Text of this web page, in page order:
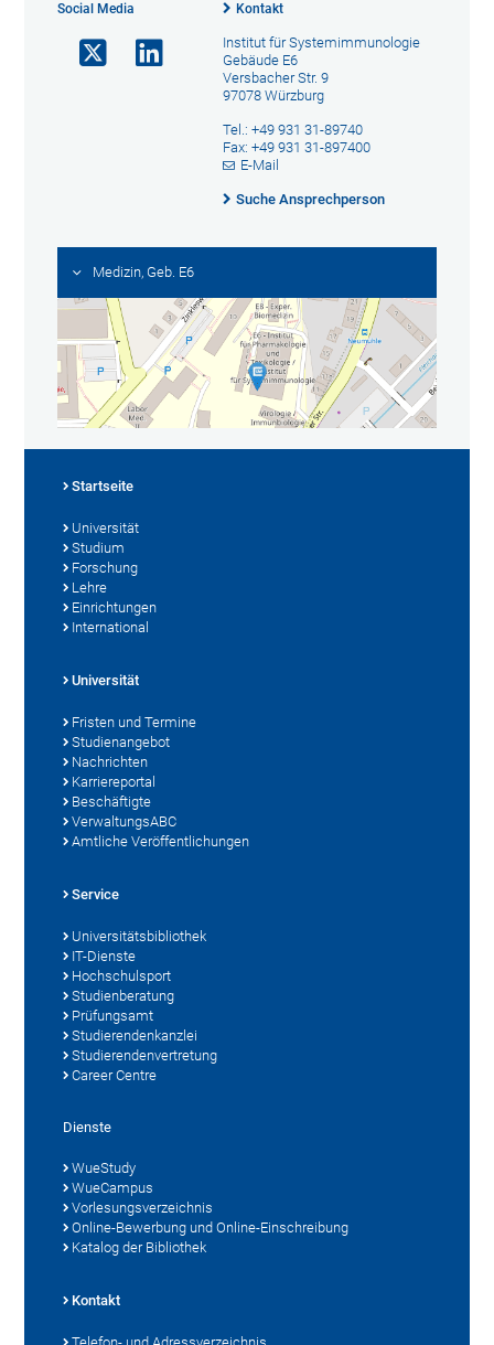
Social Media Kontakt
Institut für Systemimmunologie
Gebäude E6
Versbacher Str. 9
97078 Würzburg
Tel.: +49 931 31-89740
Fax: +49 931 31-897400
E-Mail
Suche Ansprechperson
Medizin, Geb. E6
Startseite
Universität
Studium
Forschung
Lehre
Einrichtungen
International
Universität
Fristen und Termine
Studienangebot
Nachrichten
Karriereportal
Beschäftigte
VerwaltungsABC
Amtliche Veröffentlichungen
Service
Universitätsbibliothek
IT-Dienste
Hochschulsport
Studienberatung
Prüfungsamt
Studierendenkanzlei
Studierendenvertretung
Career Centre
Dienste
WueStudy
WueCampus
Vorlesungsverzeichnis
Online-Bewerbung und Online-Einschreibung
Katalog der Bibliothek
Kontakt